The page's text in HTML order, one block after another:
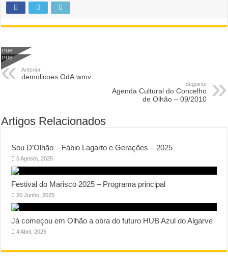
PUB
PUB
Anterior
demolicoes OdA.wmv
Seguinte
Agenda Cultural do Concelho
de Olhão – 09/2010
Artigos Relacionados
Sou D’Olhão – Fábio Lagarto e Gerações – 2025
5 Agosto, 2025
Festival do Marisco 2025 – Programa principal
20 Junho, 2025
Já começou em Olhão a obra do futuro HUB Azul do Algarve
4 Abril, 2025